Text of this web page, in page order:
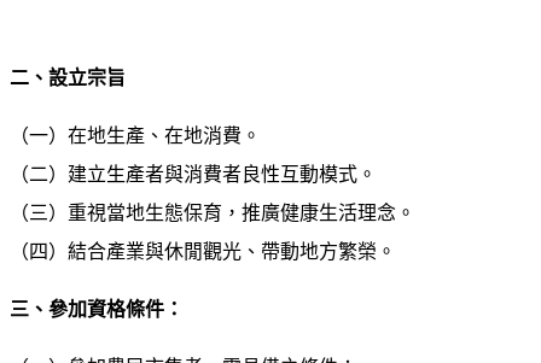
二、設立宗旨
（一）在地生產、在地消費。
（二）建立生產者與消費者良性互動模式。
（三）重視當地生態保育，推廣健康生活理念。
（四）結合產業與休閒觀光、帶動地方繁榮。
三、參加資格條件：